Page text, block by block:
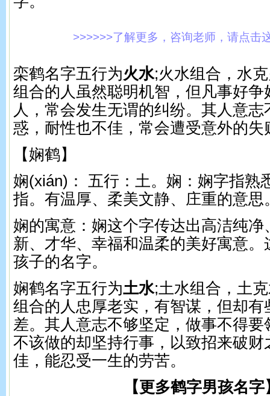
>>>>>>了解更多，咨询老师，请点击
栾鹤名字五行为火水;火水组合，水
组合的人虽然聪明机智，但凡事好争
人，常会发生无谓的纠纷。其人意
惑，耐性也不佳，常会遭受意外的失
【娴鹤】
娴(xián)： 五行：土。 娴：娴字指熟
指。有温厚、柔美文静、庄重的意思
娴的寓意：娴这个字传达出高洁纯净
新、才华、幸福和温柔的美好寓意
孩子的名字。
娴鹤名字五行为土水;土水组合，土
组合的人忠厚老实，有智谋，但却有
差。其人意志不够坚定，做事不得
不该做的却坚持行事，以致招来破财
佳，能忍受一生的劳苦。
【更多鹤字男孩名字